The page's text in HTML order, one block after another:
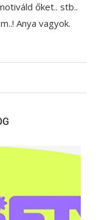
őket.. stb..
Anya vagyok.